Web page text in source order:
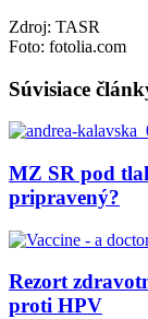
Zdroj: TASR
Foto: fotolia.com
Súvisiace
MZ SR pod
pripravený?
Rezort
proti HPV